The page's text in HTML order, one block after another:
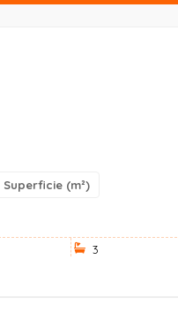
Superficie (m²)
3